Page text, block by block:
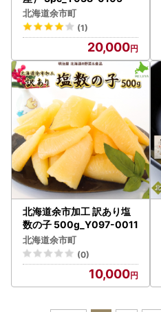
北海道余市町
(1)
20,000
北海道余市加工 訳あり塩
数の子 500g_Y097-0011
北海道余市町
(0)
10,000